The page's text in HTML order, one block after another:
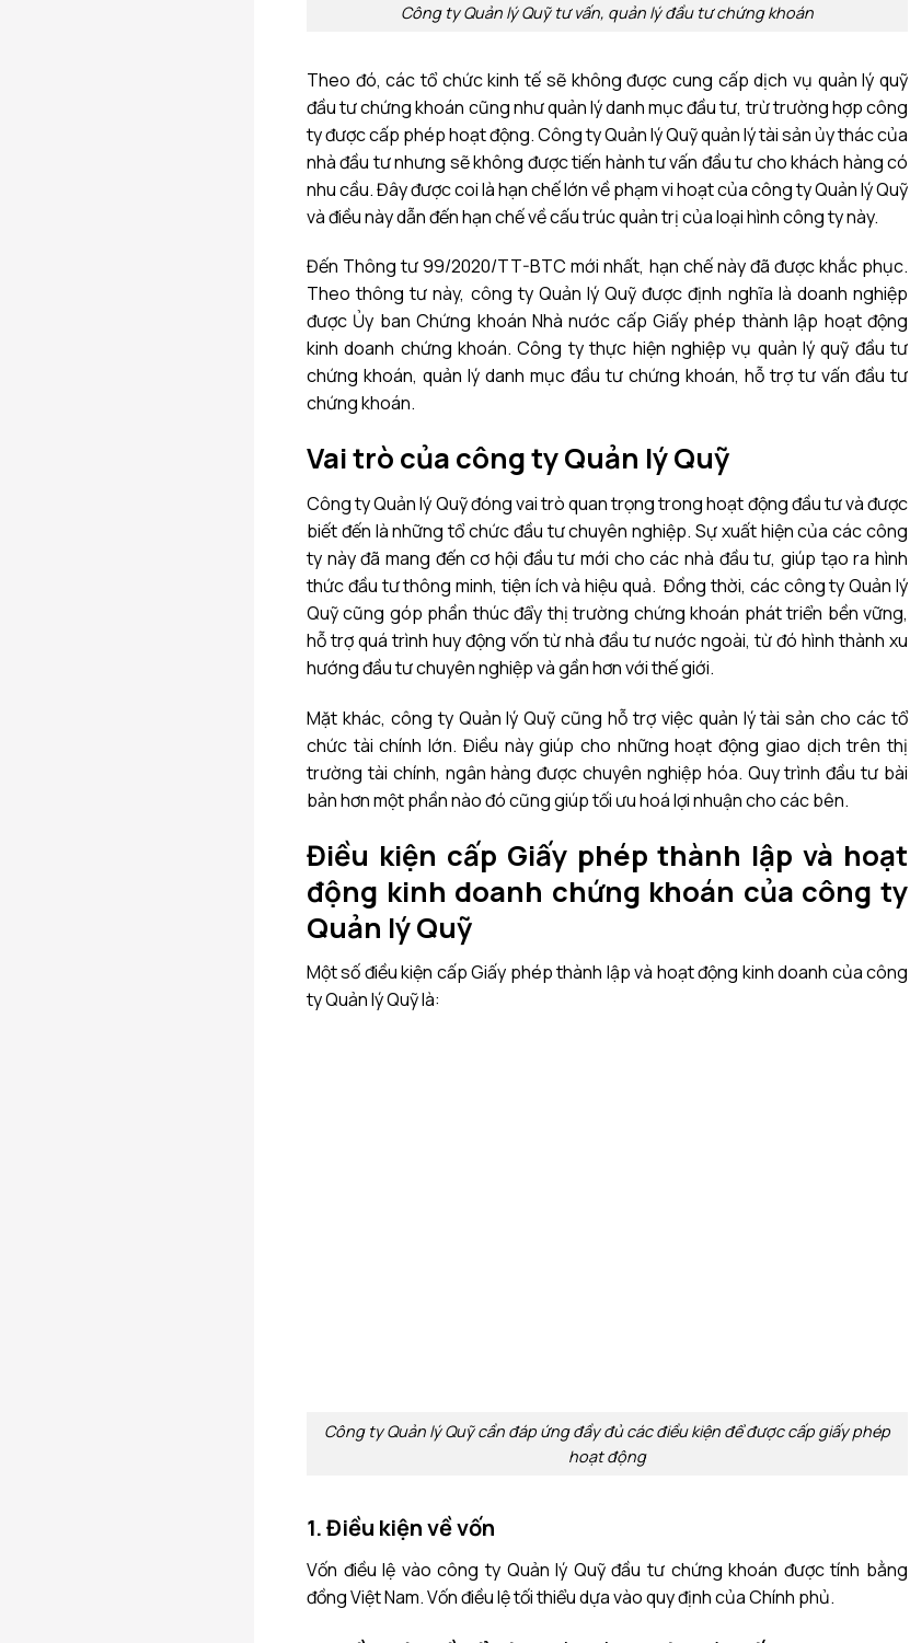
Công ty Quản lý Quỹ tư vấn, quản lý đầu tư chứng khoán
Theo đó, các tổ chức kinh tế sẽ không được cung cấp dịch vụ quản lý quỹ
đầu tư chứng khoán cũng như quản lý danh mục đầu tư, trừ trường hợp công
ty được cấp phép hoạt động.Công ty Quản lý Quỹ quản lý tài sản ủy thác của
nhà đầu tư nhưng sẽ không được tiến hành tư vấn đầu tư cho khách hàng có
nhu cầu. Đây được coi là hạn chế lớn về phạm vi hoạt của công ty Quản lý Quỹ
và điều này dẫn đến hạn chế về cấu trúc quản trị của loại hình công ty này.
Đến Thông tư 99/2020/TT-BTC mới nhất, hạn chế này đã được khắc phục.
Theo thông tư này, công ty Quản lý Quỹ được định nghĩa là doanh nghiệp
được Ủy ban Chứng khoán Nhà nước cấp Giấy phép thành lập hoạt động
kinh doanh chứng khoán. Công ty thực hiện nghiệp vụ quản lý quỹ đầu tư
chứng khoán, quản lý danh mục đầu tư chứng khoán, hỗ trợ tư vấn đầu tư
chứng khoán.
Vai trò của công ty Quản lý Quỹ
Công ty Quản lý Quỹđóng vai trò quan trọng trong hoạt động đầu tư và được
biết đến là những tổ chức đầu tư chuyên nghiệp. Sự xuất hiện của các công
ty này đã mang đến cơ hội đầu tư mới cho các nhà đầu tư, giúp tạo ra hình
thức đầu tư thông minh, tiện ích và hiệu quả.Đồng thời, cáccông ty Quản lý
Quỹcũng góp phần thúc đẩy thị trường chứng khoán phát triển bền vững,
hỗ trợ quá trình huy động vốn từ nhà đầu tư nước ngoài, từ đó hình thành xu
hướng đầu tư chuyên nghiệp và gần hơn với thế giới.
Mặt khác, công ty Quản lý Quỹcũng hỗ trợ việc quản lý tài sản cho các tổ
chức tài chính lớn. Điều này giúp cho những hoạt động giao dịch trên thị
trường tài chính, ngân hàng được chuyên nghiệp hóa. Quy trình đầu tư bài
bản hơn một phần nào đó cũng giúp tối ưu hoá lợi nhuận cho các bên.
Điều kiện cấp Giấy phép thành lập và hoạt
động kinh doanh chứng khoán của công ty
Quản lý Quỹ
Một số điều kiện cấp Giấy phép thành lập và hoạt động kinh doanh của công
ty Quản lý Quỹ là:
Công ty Quản lý Quỹ cần đáp ứng đầy đủ các điều kiện để được cấp giấy phép
hoạt động
1. Điều kiện về vốn
Vốn điều lệ vào công ty Quản lý Quỹ đầu tư chứng khoán được tính bằng
đồng Việt Nam. Vốn điều lệ tối thiểu dựa vào quy định của Chính phủ.